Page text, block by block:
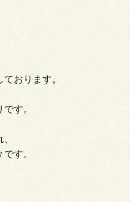
おります。
す。
す。